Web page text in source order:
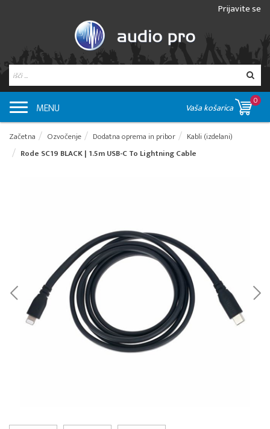
Prijavite se
MENU Vaša košarica
0
Začetna Ozvočenje Dodatna oprema in pribor
Kabli (izdelani)
Rode SC19 BLACK | 1.5m USB-C To Lightning Cable